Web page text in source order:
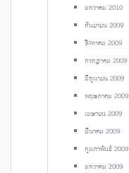
มกราคม 2010
กันยายน 2009
สิงหาคม 2009
กรกฎาคม 2009
มิถุนายน 2009
พฤษภาคม 2009
เมษายน 2009
มีนาคม 2009
กุมภาพันธ์ 2009
มกราคม 2009